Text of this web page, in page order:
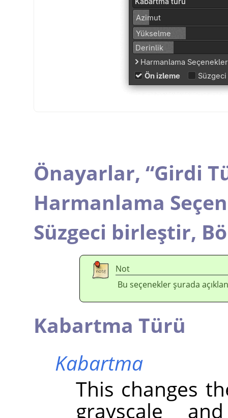
Önayarlar, “Girdi
Harmanlama
Süzgeci birleştir,
Not
Bu seçenekler şurada
Kabartma Türü
Kabartma
This changes
grayscale